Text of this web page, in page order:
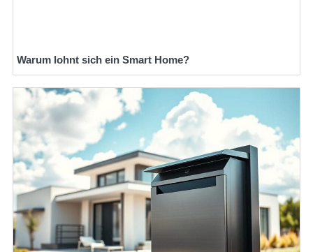
Warum lohnt sich ein Smart Home?